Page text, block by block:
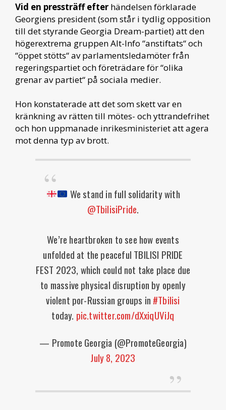
Vid en pressträff efter händelsen förklarade
Georgiens president (som står i tydlig opposition
till det styrande Georgia Dream-partiet) att den
högerextrema gruppen Alt-Info “anstiftats“ och
“öppet stötts“ av parlamentsledamöter från
regeringspartiet och företrädare för “olika
grenar av partiet“ på sociala medier.
Hon konstaterade att det som skett var en
kränkning av rätten till mötes- och yttrandefrihet
och hon uppmanade inrikesministeriet att agera
mot denna typ av brott.
We stand in full solidarity with
@TbilisiPride.
We’re heartbroken to see how events
unfolded at the peaceful TBILISI PRIDE
FEST 2023, which could not take place due
to massive physical disruption by openly
violent por-Russian groups in #Tbilisi
today. pic.twitter.com/dXxiqUViJq
— Promote Georgia (@PromoteGeorgia)
July 8, 2023